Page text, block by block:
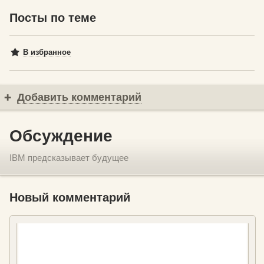
Посты по теме
В избранное
Добавить комментарий
Обсуждение
IBM предсказывает будущее
Новый комментарий